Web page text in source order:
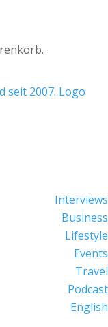
Interviews
Business
Lifestyle
Events
Travel
Podcast
English